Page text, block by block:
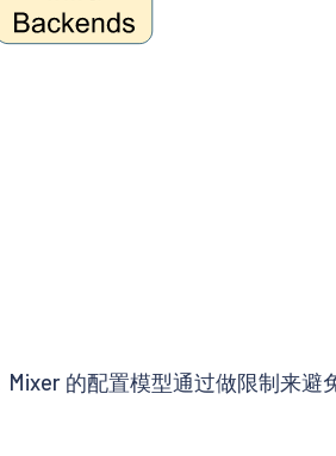
的配置模型通过做限制来避